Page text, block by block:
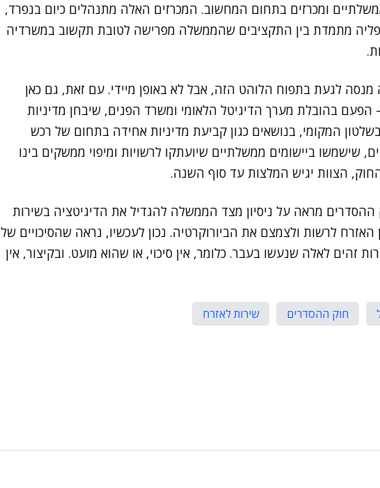
ומכרזים בתחום המחשוב. המכרזים האלה מתנהלים כיום בנפרד,
מתמדת בין התקציבים שהממשלה מפרישה לטובת תקשוב במשרדיה
לגעת בתפוח הלוהט הזה, אבל לא באופן מיידי. עם זאת, גם כאן
הפעם בהובלת מערך הדיגיטל הלאומי ומשרד הפנים, שיבחן מדיניות
המקומי, בנושאים כגון קביעת מדיניות אחידה בתחום של רכש
שישמשו ביישומים ממשלתיים שיועתקו לרשויות ומיפוי ממשקים בינו
הצוות יגיש המלצות עד סוף השנה.
ההסדרים מראה על ניסיון מצד הממשלה להגדיל את הדיגיטציה בשירות
לרשות ולצמצם את הביורוקרטיה. נכון לעכשיו, נראה שהסיכויים של
זהים לאלה שנעשו בעבר. כלומר, אין סיכוי, או שהוא מועט. ובקיצור, אין
חוק ההסדרים שירות לאזרח